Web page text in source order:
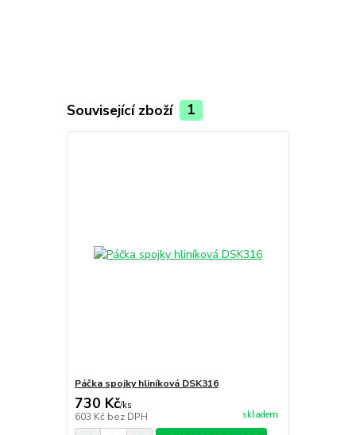
Související zboží 1
Páčka spojky hliníková DSK316
730 Kč/ks
603 Kč bez DPH skladem